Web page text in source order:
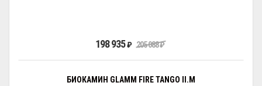
198 935₽ 205 088₽
БИОКАМИН GLAMM FIRE TANGO II.M